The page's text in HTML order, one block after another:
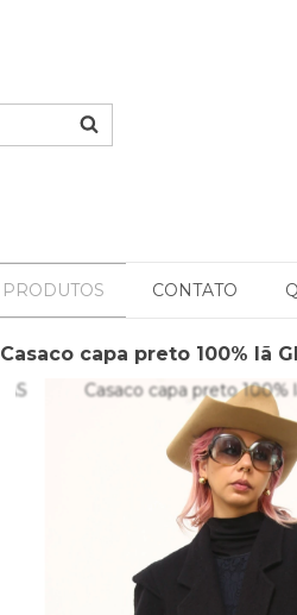
PRODUTOS CONTATO
Casaco capa preto 100% lã